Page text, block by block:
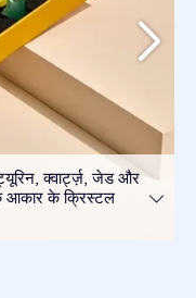
क्वार्ट्ज़, जेड और
आकार के क्रिस्टल